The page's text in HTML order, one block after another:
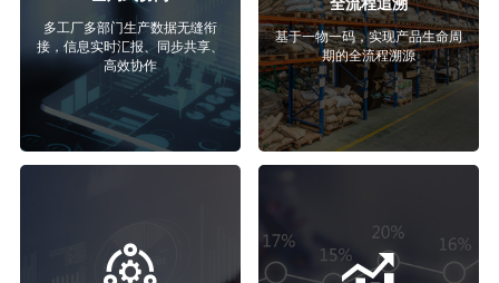
多工厂多部门生产数据无缝衔
接，信息实时汇报、同步共享、
高效协作
全流程追溯
基于一物一码，实现产品生命周
期的全流程溯源